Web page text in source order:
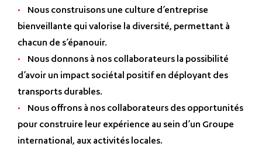
Nous construisons une culture d’entreprise
bienveillante qui valorise la diversité, permettant à
chacun de s’épanouir.
Nous donnons à nos collaborateurs la possibilité
d’avoir un impact sociétal positif en déployant des
transports durables.
Nous offrons à nos collaborateurs des opportunités
pour construire leur expérience au sein d’un Groupe
international, aux activités locales.